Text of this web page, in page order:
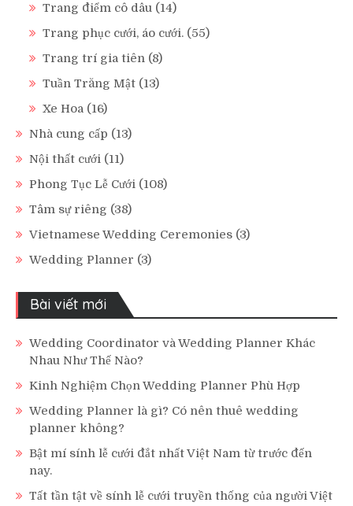
Trang điểm cô dâu (14)
Trang phục cưới, áo cưới. (55)
Trang trí gia tiên (8)
Tuần Trăng Mật (13)
Xe Hoa (16)
Nhà cung cấp (13)
Nội thất cưới (11)
Phong Tục Lễ Cưới (108)
Tâm sự riêng (38)
Vietnamese Wedding Ceremonies (3)
Wedding Planner (3)
Bài viết mới
Wedding Coordinator và Wedding Planner Khác
Nhau Như Thế Nào?
Kinh Nghiệm Chọn Wedding Planner Phù Hợp
Wedding Planner là gì? Có nên thuê wedding
planner không?
Bật mí sính lễ cưới đắt nhất Việt Nam từ trước đến
nay.
Tất tần tật về sính lễ cưới truyền thống của người Việt